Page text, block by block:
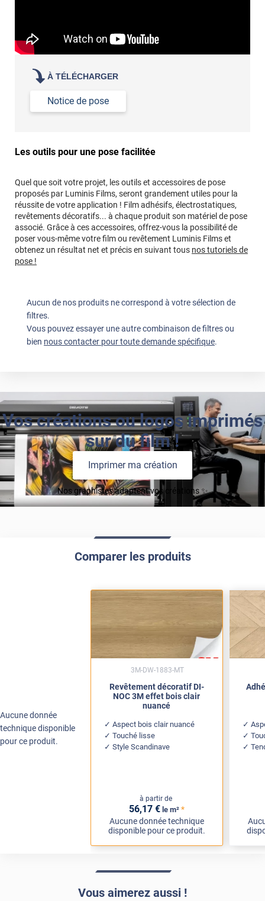
À TÉLÉCHARGER
Notice de pose
Les outils pour une pose facilitée
Quel que soit votre projet, les outils et accessoires de pose
proposés par Luminis Films, seront grandement utiles pour la
réussite de votre application ! Film adhésifs, électrostatiques,
revêtements décoratifs... à chaque produit son matériel de pose
associé. Grâce à ces accessoires, offrez-vous la possibilité de
poser vous-même votre film ou revêtement Luminis Films et
obtenez un résultat net et précis en suivant tous nos tutoriels de
pose !
Aucun de nos produits ne correspond à votre sélection de
filtres.
Vous pouvez essayer une autre combinaison de filtres ou
bien nous contacter pour toute demande spécifique.
Vos créations ou logos imprimés
sur du film !
Imprimer ma création
Nos graphistes adaptent vos créations ✨
Comparer les produits
Aucune donnée
technique disponible
pour ce produit.
Revêtement décoratif DI-
NOC 3M effet bois clair
nuancé
Aspect bois clair nuancé
Touché lisse
Style Scandinave
à partir de
56,17 € le m² *
Aucune donnée technique
disponible pour ce produit.
3M-DW-1883-MT
Vous aimerez aussi !